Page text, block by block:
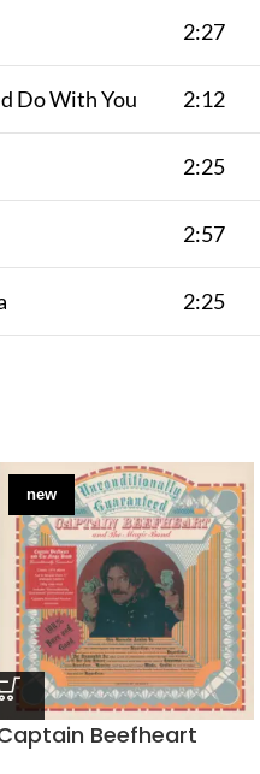
2:27
Do With You 2:12
2:25
2:57
2:25
new
Beefheart